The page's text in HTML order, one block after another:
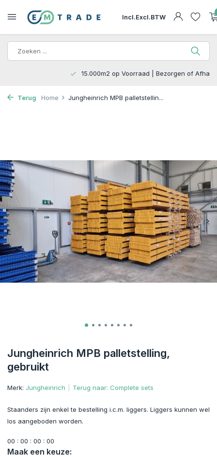
Incl.Excl.BTW
15.000m2 op Voorraad | Bezorgen of Afhalen
Terug Home Jungheinrich MPB palletstellin...
Jungheinrich MPB palletstelling,
gebruikt
Merk: Jungheinrich Terug naar: Complete sets
Staanders zijn enkel te bestelling i.c.m. liggers. Liggers kunnen wel
los aangeboden worden.
00 : 00 : 00 : 00
Maak een keuze: